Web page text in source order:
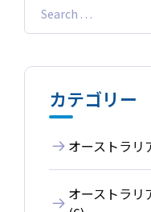
カテゴリー
オーストラリ
オーストラリ